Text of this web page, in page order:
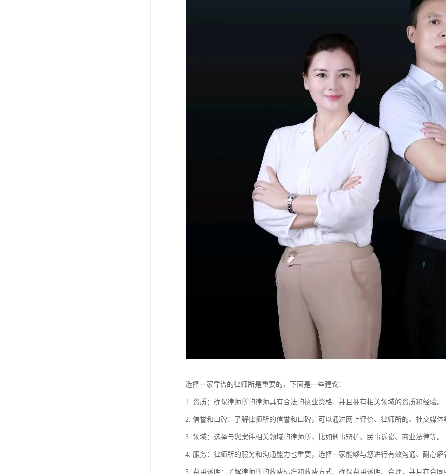
选择一家靠谱的律师所是重要的，下面是一些建议：
1. 资质：确保律师所的律师具有合法的执业资格，并且拥有相关领域的资质和经验。
2. 信誉和口碑：了解律师所的信誉和口碑，可以通过网上评价、律师所的、社交媒
3. 领域：选择与您案件相关领域的律师所，比如刑事辩护、民事诉讼、商业法律等。
4. 服务：律师所的服务和沟通能力也重要，选择一家能够与您进行有效沟通、耐心解
5. 费用透明：了解律师所的收费标准和收费方式，确保费用透明、合理，并且在合同